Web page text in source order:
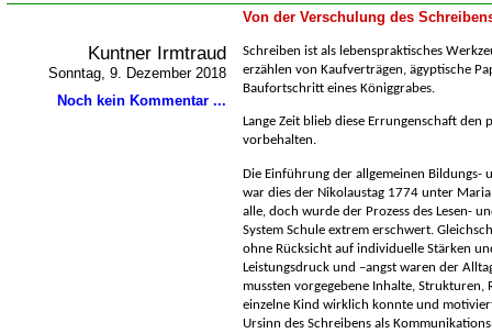
Von der Verschulung des
Kuntner Irmtraud
Sonntag, 9. Dezember 2018
Noch kein Kommentar ...
Schreiben ist als lebenspraktisches
erzählen von Kaufverträgen, ägyptische
Baufortschritt eines Königgrabes.
Lange Zeit blieb diese Errungenschaft
vorbehalten.
Die Einführung der allgemeinen Bildungs-
war dies der Nikolaustag 1774 unter
alle, doch wurde der Prozess des Lesen-
System Schule extrem erschwert.
ohne Rücksicht auf individuelle Stärken
Leistungsdruck und –angst waren der
mussten vorgegebene Inhalte, Strukturen,
einzelne Kind wirklich konnte und
Ursinn des Schreibens als